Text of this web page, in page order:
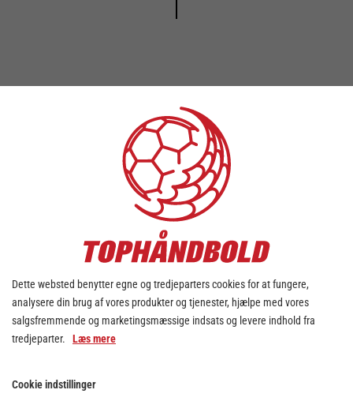
Dette websted benytter egne og tredjeparters cookies for at fungere,
analysere din brug af vores produkter og tjenester, hjælpe med vores
salgsfremmende og marketingsmæssige indsats og levere indhold fra
tredjeparter. Læs mere
Cookie indstillinger